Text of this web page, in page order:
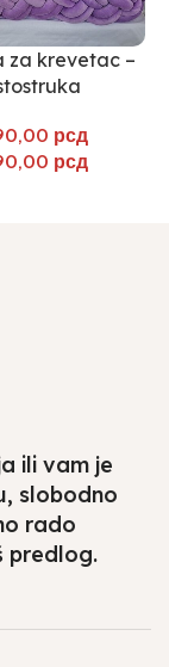
za krevetac –
рсд
рсд
ili vam je
slobodno
rado
predlog.